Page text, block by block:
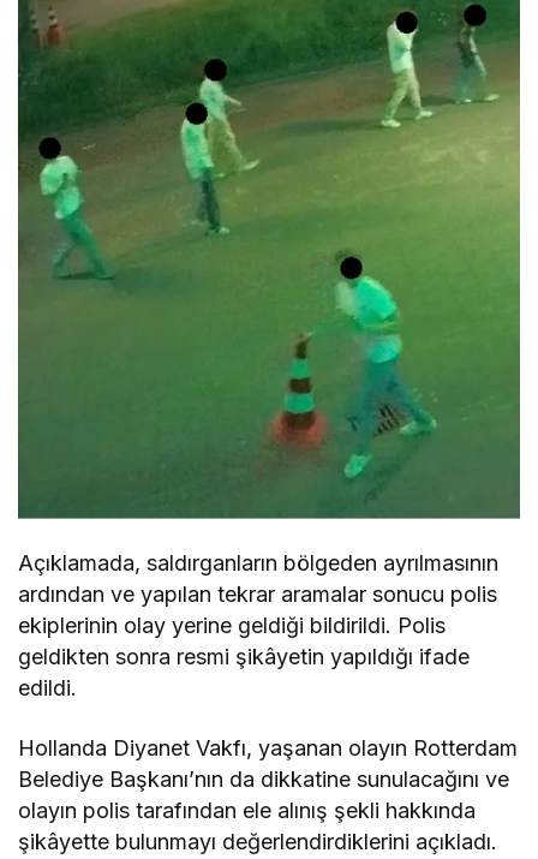
Açıklamada, saldırganların bölgeden ayrılmasının
ardından ve yapılan tekrar aramalar sonucu polis
ekiplerinin olay yerine geldiği bildirildi. Polis
geldikten sonra resmi şikâyetin yapıldığı ifade
edildi.
Hollanda Diyanet Vakfı, yaşanan olayın Rotterdam
Belediye Başkanı’nın da dikkatine sunulacağını ve
olayın polis tarafından ele alınış şekli hakkında
şikâyette bulunmayı değerlendirdiklerini açıkladı.